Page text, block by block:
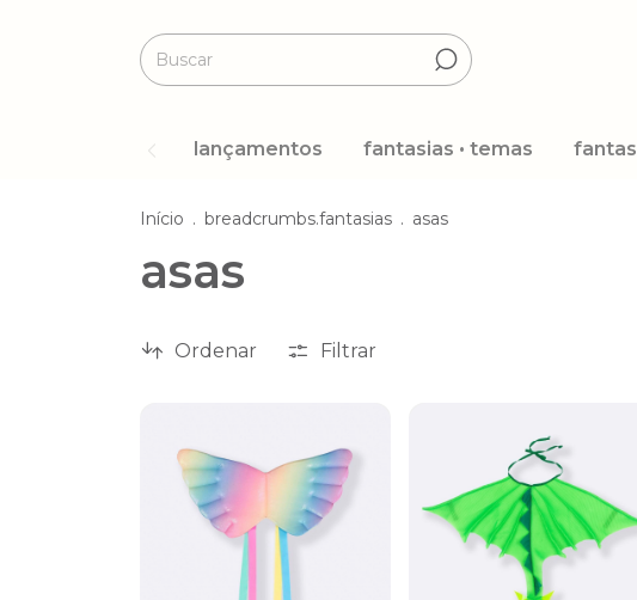
lançamentos fantasias • temas
Início . breadcrumbs.fantasias . asas
asas
Ordenar Filtrar